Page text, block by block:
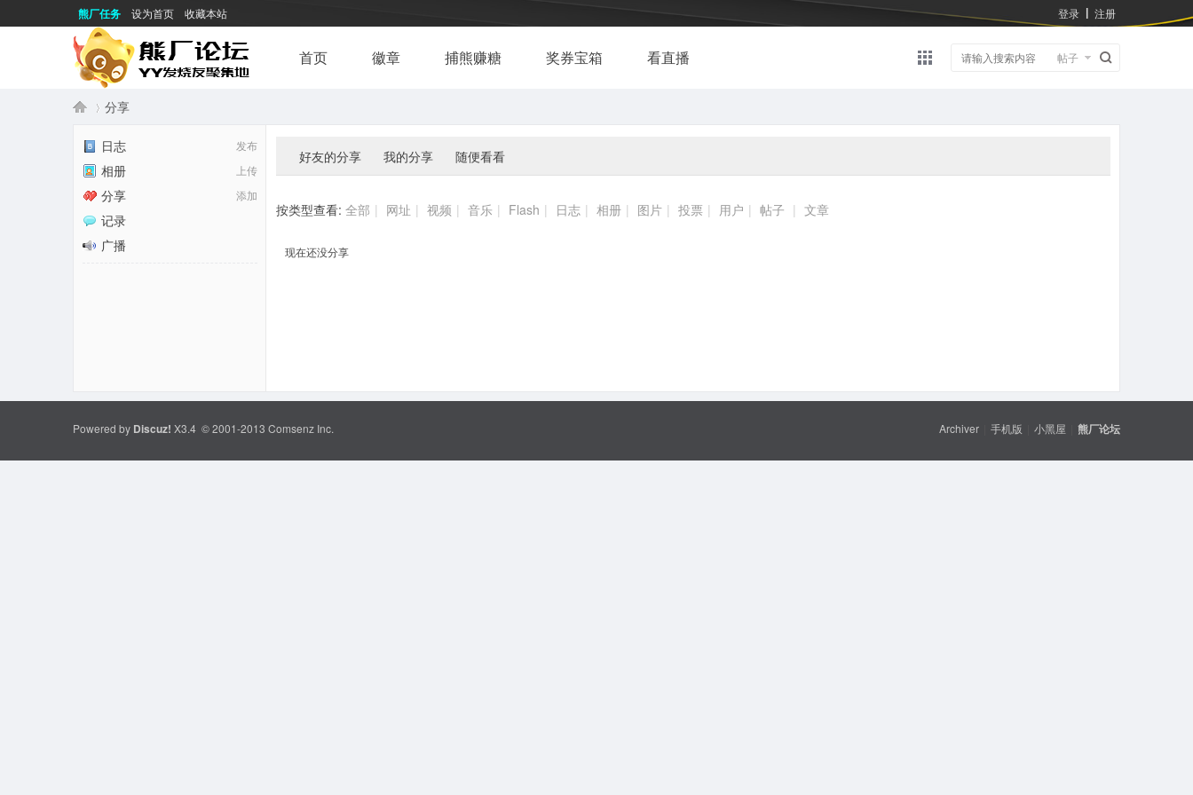
熊厂任务 设为首页 收藏本站 登录 注册
首页 徽章 捕熊赚糖 奖券宝箱 看直播 帖子
熊›
分享
发布
日志
上传
相册
添加
分享
记录
广播
好友的分享 我的分享 随便看看
按类型查看: 全部 | 网址 | 视频 | 音乐 | Flash | 日志 | 相册 | 图片 | 投票 | 用户 | 帖子 | 文章
现在还没分享
Archiver 手机版 小黑屋 熊厂论坛
Powered by Discuz! X3.4 © 2001-2013 Comsenz Inc.